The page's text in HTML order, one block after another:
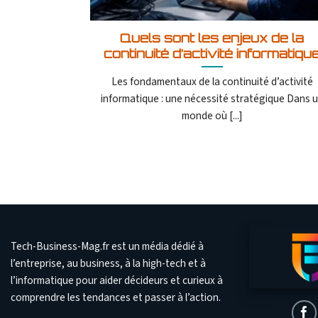
Quels sont les enjeux de la
continuité d’activité
Les fondamentaux de la continuité d’activité
informatique : une nécessité stratégique Dans
monde où [...]
Tech-Business-Mag.fr est un média dédié à
l’entreprise, au business, à la high-tech et à
l’informatique pour aider décideurs et curieux à
comprendre les tendances et passer à l’action.